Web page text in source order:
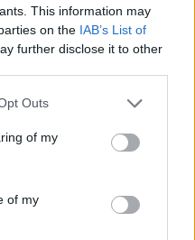
This information may
on the IAB’s List of
further disclose it to other
Outs
of my
of my